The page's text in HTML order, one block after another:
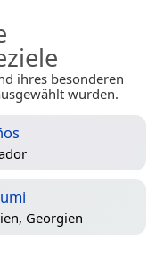
ihres besonderen
wurden.
Georgien